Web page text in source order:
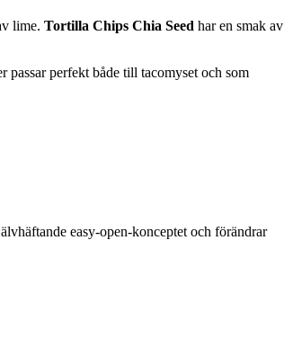
lime. Tortilla Chips Chia Seed har en smak av
passar perfekt både till tacomyset och som
easy-open-konceptet och förändrar